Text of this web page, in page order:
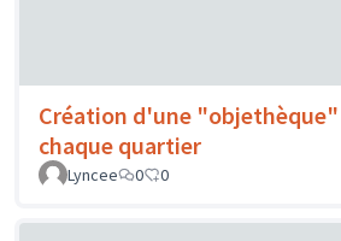
Création d'une "objethèque"
chaque quartier
Lyncee
0 0